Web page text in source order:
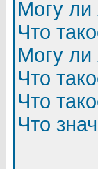
Могу ли
Что
Могу ли
Что
Что
Что